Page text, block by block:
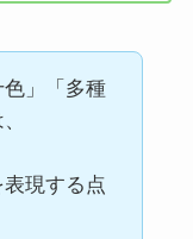
色」「多種
現する点